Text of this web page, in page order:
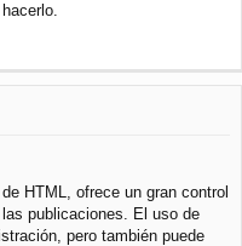
HTML, ofrece un gran control
publicaciones. El uso de
pero también puede